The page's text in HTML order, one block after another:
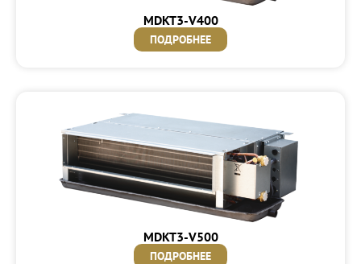
MDKT3-V400
ПОДРОБНЕЕ
MDKT3-V500
ПОДРОБНЕЕ